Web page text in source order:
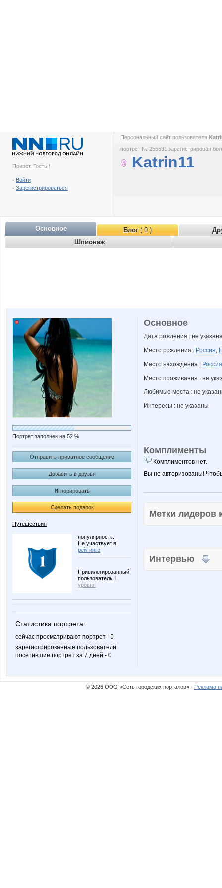
Привет, Гость !
- Войти
- Зарегистрироваться
Персональный сайт пользователя
портрет № 255591 зарегистрирован
Katrin11
Основное Блог( 0 )
Шпионаж
Портрет заполнен на 52 %
Отправить приватное сообщение
Добавить в друзья
Игнорировать
Сделать подарок
Путешествия
популярность:
Не участвует в
рейтинге
Привилегированный
пользователь 1
уровня
Статистика портрета:
сейчас просматривают портрет - 0
зарегистрированные пользователи
посетившие портрет за 7 дней - 0
Основное
Дата рождения : не указана
Место рождения : Россия,
Место нахождения : Россия
Место проживания : не
Любимые места : не
Интересы : не указаны
Комплименты
Комплиментов нет.
Вы не авторизованы!
Метки
Интервью
© 2026 ООО «Сеть городских порталов» · Реклама